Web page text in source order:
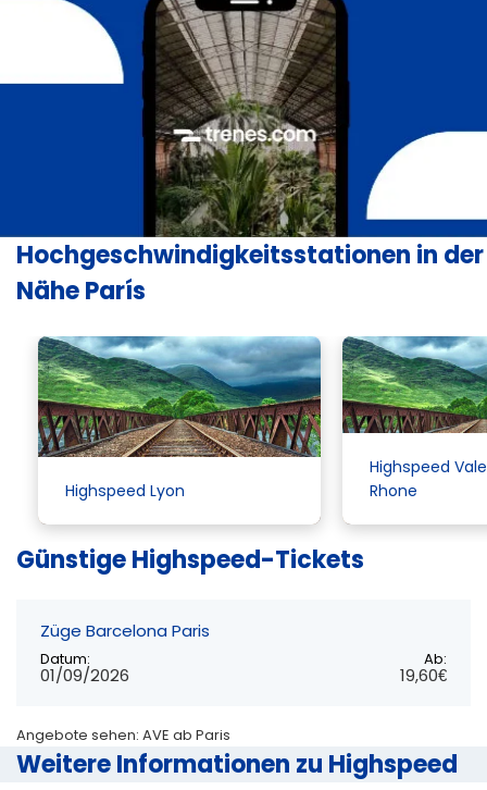
Hochgeschwindigkeitsstationen in der
Nähe París
Highspeed Lyon
Highspeed
Rhone
Günstige Highspeed-Tickets
Züge Barcelona Paris
Datum:
01/09/2026
Ab:
19,60€
Angebote sehen: AVE ab Paris
Weitere Informationen zu Highspeed